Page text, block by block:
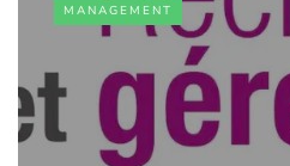
MANAGEMENT